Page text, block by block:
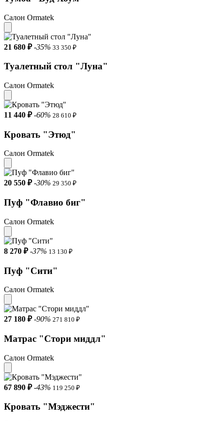
Салон Ormatek
21 680 ₽ -35% 33 350 ₽
Туалетный стол "Луна"
Салон Ormatek
11 440 ₽ -60% 28 610 ₽
Кровать "Этюд"
Салон Ormatek
20 550 ₽ -30% 29 350 ₽
Пуф "Флавио биг"
Салон Ormatek
8 270 ₽ -37% 13 130 ₽
Пуф "Cити"
Салон Ormatek
27 180 ₽ -90% 271 810 ₽
Матрас "Стори миддл"
Салон Ormatek
67 890 ₽ -43% 119 250 ₽
Кровать "Мэджести"